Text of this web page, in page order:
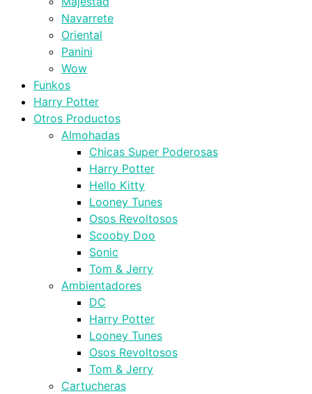
Navarrete
Oriental
Panini
Wow
Funkos
Harry Potter
Otros Productos
Almohadas
Chicas Super Poderosas
Harry Potter
Hello Kitty
Looney Tunes
Osos Revoltosos
Scooby Doo
Sonic
Tom & Jerry
Ambientadores
DC
Harry Potter
Looney Tunes
Osos Revoltosos
Tom & Jerry
Cartucheras